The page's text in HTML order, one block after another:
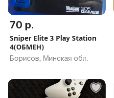
70 р.
Sniper Elite 3 Play Station
4(ОБМЕН)
Борисов, Минская обл.